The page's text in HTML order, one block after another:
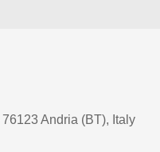
Andria (BT), Italy